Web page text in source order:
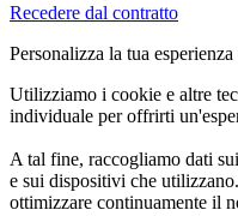
Recedere dal contratto
Personalizza la tua
Utilizziamo i cookie e altre
individuale per offrirti
A tal fine, raccogliamo dati
e sui dispositivi che
ottimizzare continuamente il